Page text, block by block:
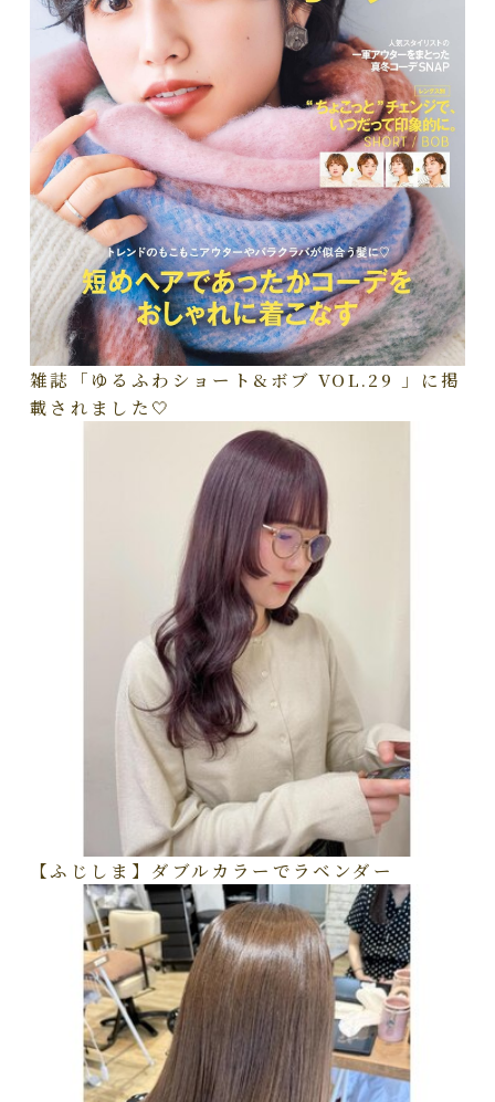
雑誌「ゆるふわショート&ボブ VOL.29 」に掲
載されました🤍
【ふじしま】ダブルカラーでラベンダー